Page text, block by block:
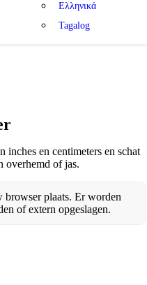
Ελληνικά
Tagalog
inches en centimeters en schat
overhemd of jas.
plaats. Er worden
of extern opgeslagen.